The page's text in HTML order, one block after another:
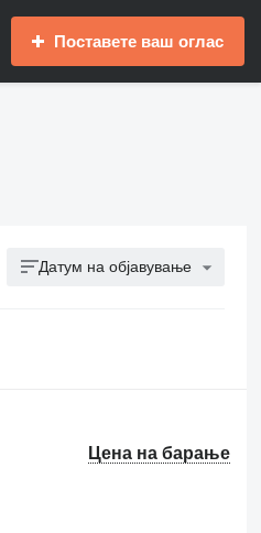
Поставете ваш оглас
Датум на објавување
Цена на барање